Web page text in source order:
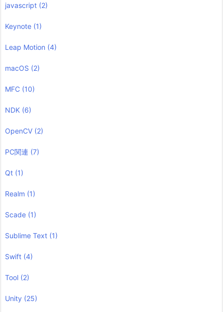
javascript (2)
Keynote (1)
Leap Motion (4)
macOS (2)
MFC (10)
NDK (6)
OpenCV (2)
PC関連 (7)
Qt (1)
Realm (1)
Scade (1)
Sublime Text (1)
Swift (4)
Tool (2)
Unity (25)